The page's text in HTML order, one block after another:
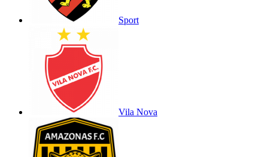
Sport
Vila Nova